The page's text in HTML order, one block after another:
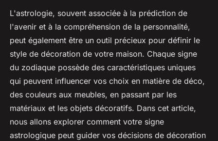
L'astrologie, souvent associée à la prédiction de
l'avenir et à la compréhension de la personnalité,
peut également être un outil précieux pour définir le
style de décoration de votre maison. Chaque signe
du zodiaque possède des caractéristiques uniques
qui peuvent influencer vos choix en matière de déco,
des couleurs aux meubles, en passant par les
matériaux et les objets décoratifs. Dans cet article,
nous allons explorer comment votre signe
astrologique peut guider vos décisions de décoration